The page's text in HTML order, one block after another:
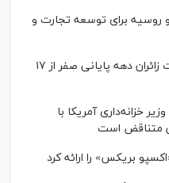
روسیه برای توسعه تجارت و
آغاز فروش بلیت رفت و برگشت زائران دهه پایانی صفر از ۱۷
خزانه‌داری آمریکا با
متناقض است
بریکس» را ارائه کرد